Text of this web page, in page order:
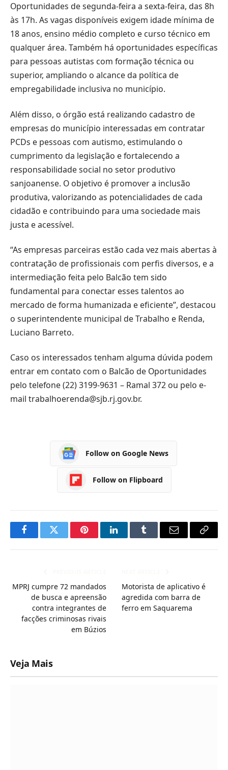
Oportunidades de segunda-feira a sexta-feira, das 8h
às 17h. As vagas disponíveis exigem idade mínima de
18 anos, ensino médio completo e curso técnico em
qualquer área. Também há oportunidades específicas
para pessoas autistas com formação técnica ou
superior, ampliando o alcance da política de
empregabilidade inclusiva no município.
Além disso, o órgão está realizando cadastro de
empresas do município interessadas em contratar
PCDs e pessoas com autismo, estimulando o
cumprimento da legislação e fortalecendo a
responsabilidade social no setor produtivo
sanjoanense. O objetivo é promover a inclusão
produtiva, valorizando as potencialidades de cada
cidadão e contribuindo para uma sociedade mais
justa e acessível.
“As empresas parceiras estão cada vez mais abertas à
contratação de profissionais com perfis diversos, e a
intermediação feita pelo Balcão tem sido
fundamental para conectar esses talentos ao
mercado de forma humanizada e eficiente”, destacou
o superintendente municipal de Trabalho e Renda,
Luciano Barreto.
Caso os interessados tenham alguma dúvida podem
entrar em contato com o Balcão de Oportunidades
pelo telefone (22) 3199-9631 – Ramal 372 ou pelo e-
mail trabalhoerenda@sjb.rj.gov.br.
Follow on Google News
Follow on Flipboard
FacebookTwitter PinterestLinkedInTumblr Email
Copy
MPRJ cumpre 72 mandados
de busca e apreensão
contra integrantes de
facções criminosas rivais
em Búzios
Motorista de aplicativo é
agredida com barra de
ferro em Saquarema
Veja Mais